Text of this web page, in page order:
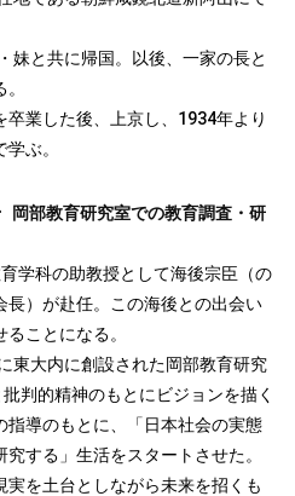
と共に帰国。以後、一家の長と
業した後、上京し、1934年より
ぶ。
岡部教育研究室での教育調査・研
学科の助教授として海後宗臣（の
長）が赴任。この海後との出会い
ことになる。
東大内に創設された岡部教育研究
判的精神のもとにビジョンを描く
導のもとに、「日本社会の実態
する」生活をスタートさせた。
を土台としながら未来を招くも